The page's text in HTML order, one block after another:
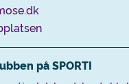
på SPORTI